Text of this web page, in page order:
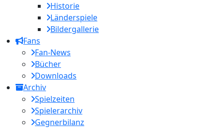
Historie
Länderspiele
Bildergallerie
Fans
Fan-News
Bücher
Downloads
Archiv
Spielzeiten
Spielerarchiv
Gegnerbilanz